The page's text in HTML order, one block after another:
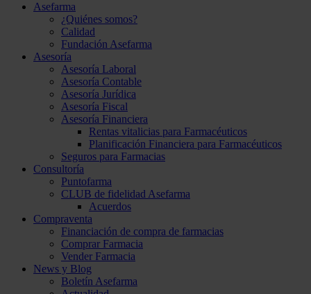
Asefarma
¿Quiénes somos?
Calidad
Fundación Asefarma
Asesoría
Asesoría Laboral
Asesoría Contable
Asesoría Jurídica
Asesoría Fiscal
Asesoría Financiera
Rentas vitalicias para Farmacéuticos
Planificación Financiera para Farmacéuticos
Seguros para Farmacias
Consultoría
Puntofarma
CLUB de fidelidad Asefarma
Acuerdos
Compraventa
Financiación de compra de farmacias
Comprar Farmacia
Vender Farmacia
News y Blog
Boletín Asefarma